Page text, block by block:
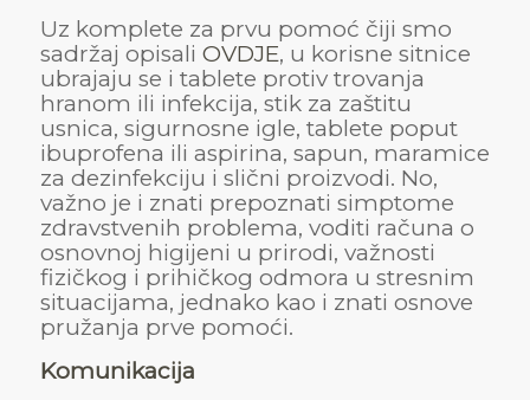
Uz komplete za prvu pomoć čiji smo
sadržaj opisali OVDJE, u korisne sitnice
ubrajaju se i tablete protiv trovanja
hranom ili infekcija, stik za zaštitu
usnica, sigurnosne igle, tablete poput
ibuprofena ili aspirina, sapun, maramice
za dezinfekciju i slični proizvodi. No,
važno je i znati prepoznati simptome
zdravstvenih problema, voditi računa o
osnovnoj higijeni u prirodi, važnosti
fizičkog i prihičkog odmora u stresnim
situacijama, jednako kao i znati osnove
pružanja prve pomoći.
Komunikacija